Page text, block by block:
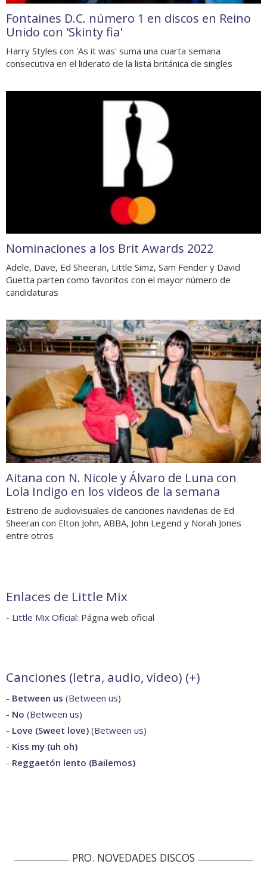
Fontaines D.C. número 1 en discos en Reino
Unido con 'Skinty fia'
Harry Styles con 'As it was' suma una cuarta semana
consecutiva en el liderato de la lista británica de singles
Nominaciones a los Brit Awards 2022
Adele, Dave, Ed Sheeran, Little Simz, Sam Fender y David
Guetta parten como favoritos con el mayor número de
candidaturas
Aitana con N. Nicole y Álvaro de Luna con
Lola Indigo en los videos de la semana
Estreno de audiovisuales de canciones navideñas de Ed
Sheeran con Elton John, ABBA, John Legend y Norah Jones
entre otros
Enlaces de Little Mix
- Little Mix Oficial: Página web oficial
Canciones (letra, audio, vídeo) (+)
- Between us (Between us)
- No (Between us)
- Love (Sweet love) (Between us)
- Kiss my (uh oh)
- Reggaetón lento (Bailemos)
PRO. NOVEDADES DISCOS